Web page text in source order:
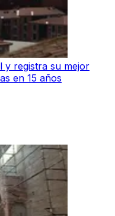
y registra su mejor
en 15 años